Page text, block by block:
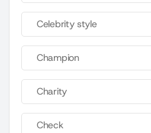
Celebrity style
Champion
Charity
Check